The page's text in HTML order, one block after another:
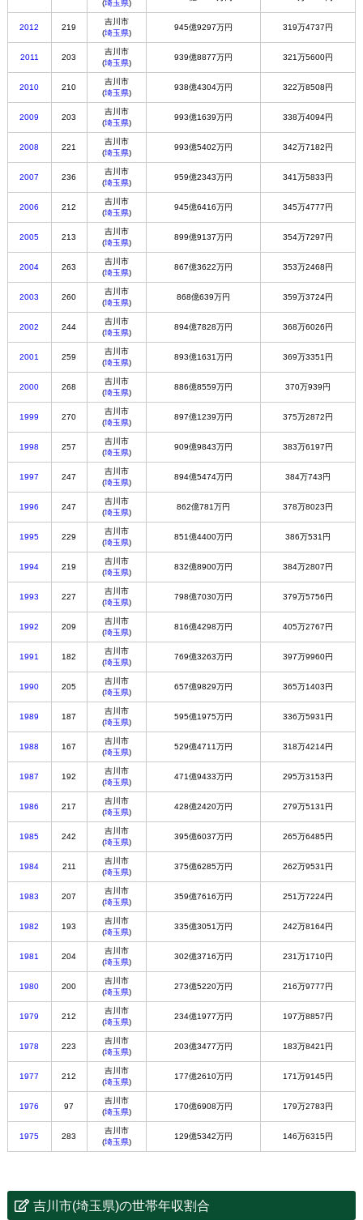
(埼玉県)
2012 219
吉川市
(埼玉県)
945億9297万円 319万4737円
2011 203
吉川市
(埼玉県)
939億8877万円 321万5600円
2010 210
吉川市
(埼玉県)
938億4304万円 322万8508円
2009 203
吉川市
(埼玉県)
993億1639万円 338万4094円
2008 221
吉川市
(埼玉県)
993億5402万円 342万7182円
2007 236
吉川市
(埼玉県)
959億2343万円 341万5833円
2006 212
吉川市
(埼玉県)
945億6416万円 345万4777円
2005 213
吉川市
(埼玉県)
899億9137万円 354万7297円
2004 263
吉川市
(埼玉県)
867億3622万円 353万2468円
2003 260
吉川市
(埼玉県)
868億639万円 359万3724円
2002 244
吉川市
(埼玉県)
894億7828万円 368万6026円
2001 259
吉川市
(埼玉県)
893億1631万円 369万3351円
2000 268
吉川市
(埼玉県)
886億8559万円 370万939円
1999 270
吉川市
(埼玉県)
897億1239万円 375万2872円
1998 257
吉川市
(埼玉県)
909億9843万円 383万6197円
1997 247
吉川市
(埼玉県)
894億5474万円 384万743円
1996 247
吉川市
(埼玉県)
862億781万円 378万8023円
1995 229
吉川市
(埼玉県)
851億4400万円 386万531円
1994 219
吉川市
(埼玉県)
832億8900万円 384万2807円
1993 227
吉川市
(埼玉県)
798億7030万円 379万5756円
1992 209
吉川市
(埼玉県)
816億4298万円 405万2767円
1991 182
吉川市
(埼玉県)
769億3263万円 397万9960円
1990 205
吉川市
(埼玉県)
657億9829万円 365万1403円
1989 187
吉川市
(埼玉県)
595億1975万円 336万5931円
1988 167
吉川市
(埼玉県)
529億4711万円 318万4214円
1987 192
吉川市
(埼玉県)
471億9433万円 295万3153円
1986 217
吉川市
(埼玉県)
428億2420万円 279万5131円
1985 242
吉川市
(埼玉県)
395億6037万円 265万6485円
1984 211
吉川市
(埼玉県)
375億6285万円 262万9531円
1983 207
吉川市
(埼玉県)
359億7616万円 251万7224円
1982 193
吉川市
(埼玉県)
335億3051万円 242万8164円
1981 204
吉川市
(埼玉県)
302億3716万円 231万1710円
1980 200
吉川市
(埼玉県)
273億5220万円 216万9777円
1979 212
吉川市
(埼玉県)
234億1977万円 197万8857円
1978 223
吉川市
(埼玉県)
203億3477万円 183万8421円
1977 212
吉川市
(埼玉県)
177億2610万円 171万9145円
1976 97
吉川市
(埼玉県)
170億6908万円 179万2783円
1975 283
吉川市
(埼玉県)
129億5342万円 146万6315円
吉川市(埼玉県)の世帯年収割合